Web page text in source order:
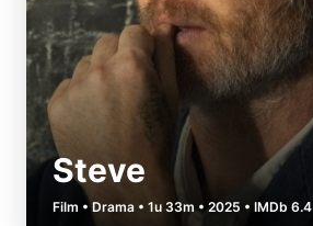
Steve
Film • Drama • 1u 33m • 2025 • IMDb 6.4